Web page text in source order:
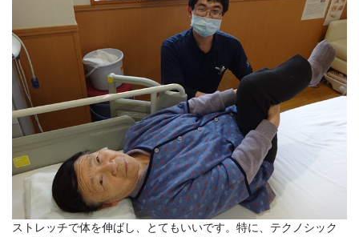
ストレッチで体を伸ばし、とてもいいです。特に、テクノシック